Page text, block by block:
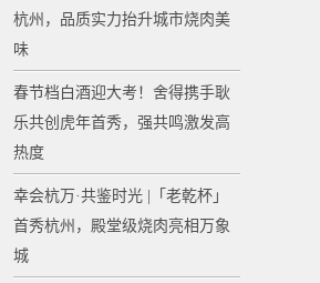
杭州，品质实力抬升城市烧肉美
味
春节档白酒迎大考！舍得携手耿
乐共创虎年首秀，强共鸣激发高
热度
幸会杭万·共鉴时光 |「老乾杯」
首秀杭州，殿堂级烧肉亮相万象
城